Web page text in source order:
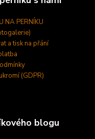
NA PERNÍKU
a tisk na přání
(GDPR)
blogu